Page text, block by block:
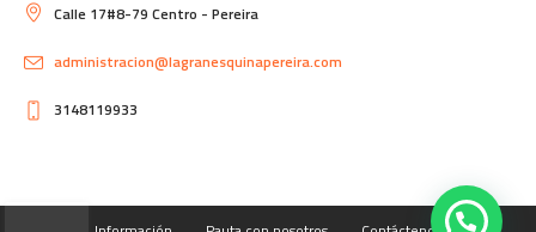
Calle 17#8-79 Centro - Pereira
administracion@lagranesquinapereira.com
3148119933